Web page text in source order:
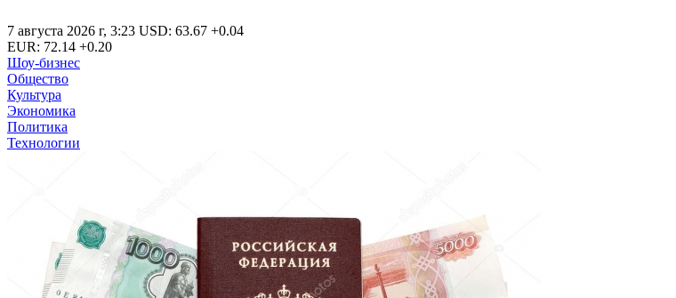
7 августа 2026 г, 3:23 USD: 63.67 +0.04
EUR: 72.14 +0.20
Шоу-бизнес
Общество
Культура
Экономика
Политика
Технологии